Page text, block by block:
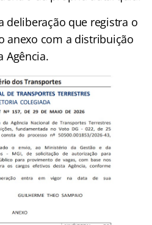
deliberação que registra o
anexo com a distribuição
Agência.